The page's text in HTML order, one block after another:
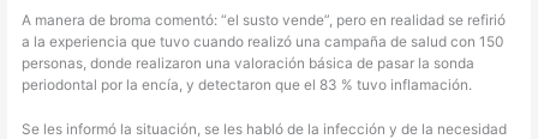
A manera de broma comentó: “el susto vende”, pero en realidad se refirió
a la experiencia que tuvo cuando realizó una campaña de salud con 150
personas, donde realizaron una valoración básica de pasar la sonda
periodontal por la encía, y detectaron que el 83 % tuvo inflamación.
Se les informó la situación, se les habló de la infección y de la necesidad